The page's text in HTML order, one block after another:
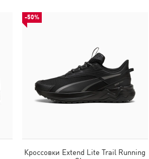
-50%
Кроссовки Extend Lite Trail Running